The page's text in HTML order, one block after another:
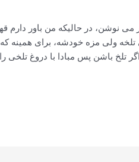
می نوشن، در حالیکه من باور دارم
ولی مزه خودشه، برای همینه
تلخ باشن پس مبادا با دروغ تلخی